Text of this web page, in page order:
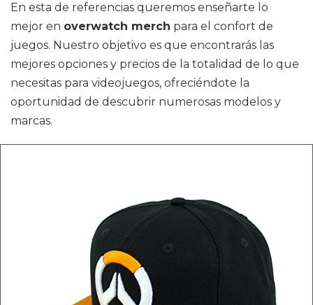
En esta de referencias queremos enseñarte lo
mejor en overwatch merch para el confort de
juegos. Nuestro objetivo es que encontrarás las
mejores opciones y precios de la totalidad de lo que
necesitas para videojuegos, ofreciéndote la
oportunidad de descubrir numerosas modelos y
marcas.